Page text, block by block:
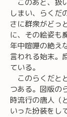
このあと、扱
しまい、らくだ
さに群衆がどっ
に、その絵姿も
年中喧嘩の絶え
言われる始末。
ている。
このらくだと
つある。図版の
時流行の唐人（
いった扮装をし